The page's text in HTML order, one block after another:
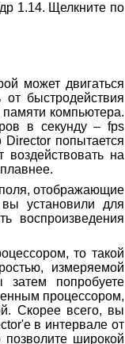
1.14. Щелкните по
может двигаться
от быстродействия
компьютера.
в секунду – fps
попытается
воздействовать на
отображающие
установили для
воспроизведения
то такой
измеряемой
попробуете
процессором,
Скорее всего, вы
в интервале от
широкой